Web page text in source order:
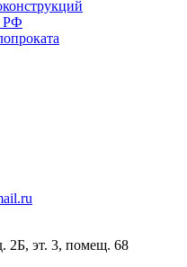
РФ
2Б, эт. 3, помещ. 68